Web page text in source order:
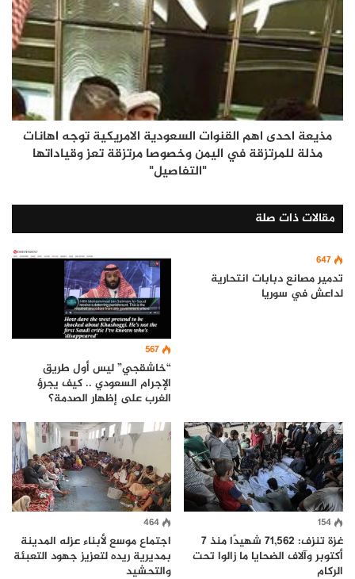
مذيعة احدى اهم القنوات السعودية الامريكية توجه اهانات
مذلة للمرتزقة في اليمن وخصوصا مرتزقة تعز وقياداتها
"التفاصيل"
مقالات ذات صلة
647
تدمير مصانع دبابات انتحارية
لداعش في سوريا
567
“خاشقجي” ليس أول طريق
الإجرام السعودي .. كيف يجرؤ
الغرب على إظهار الصدمة؟
154
غزة تنزف: 71,562 شهيدًا منذ 7
أكتوبر وآلاف الضحايا ما زالوا تحت
الركام
464
اجتماع موسع لأبناء عزله المدينة
بمديرية ريده لتعزيز جهود التعبئة
والتحشيد